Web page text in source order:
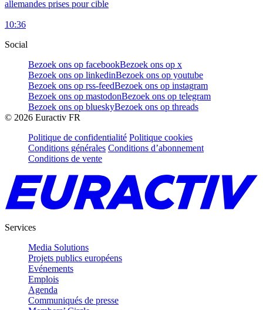
allemandes prises pour cible
10:36
Social
Bezoek ons op facebookBezoek ons op x
Bezoek ons op linkedinBezoek ons op youtube
Bezoek ons op rss-feedBezoek ons op instagram
Bezoek ons op mastodonBezoek ons op telegram
Bezoek ons op blueskyBezoek ons op threads
© 2026 Euractiv FR
Politique de confidentialité Politique cookies
Conditions générales Conditions d’abonnement
Conditions de vente
Services
Media Solutions
Projets publics européens
Evénements
Emplois
Agenda
Communiqués de presse